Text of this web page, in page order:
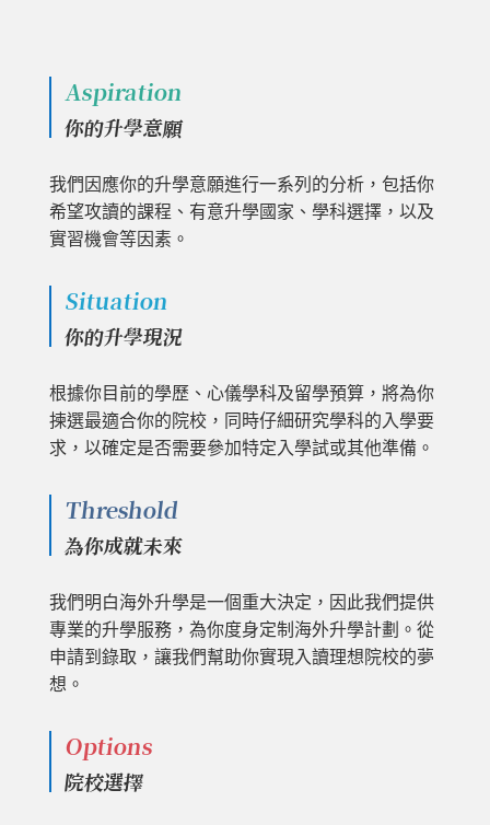
Aspiration
你的升學意願
我們因應你的升學意願進行一系列的分析，包括你
希望攻讀的課程、有意升學國家、學科選擇，以及
實習機會等因素。
Situation
你的升學現況
根據你目前的學歷、心儀學科及留學預算，將為你
揀選最適合你的院校，同時仔細研究學科的入學要
求，以確定是否需要參加特定入學試或其他準備。
Threshold
為你成就未來
我們明白海外升學是一個重大決定，因此我們提供
專業的升學服務，為你度身定制海外升學計劃。從
申請到錄取，讓我們幫助你實現入讀理想院校的夢
想。
Options
院校選擇